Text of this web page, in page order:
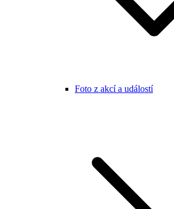
Foto z akcí a událostí